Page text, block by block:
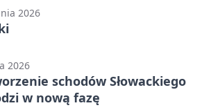
2026
2026
schodów Słowackiego
w nową fazę